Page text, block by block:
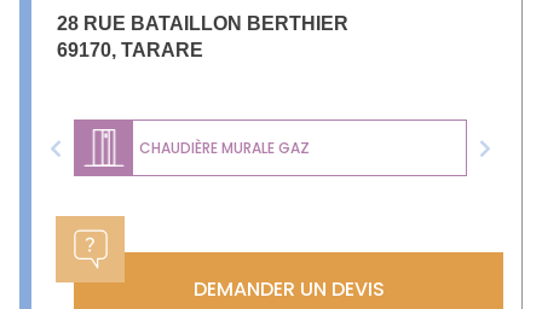
28 RUE BATAILLON BERTHIER
69170, TARARE
CHAUDIÈRE MURALE GAZ
Previous Next
DEMANDER UN DEVIS